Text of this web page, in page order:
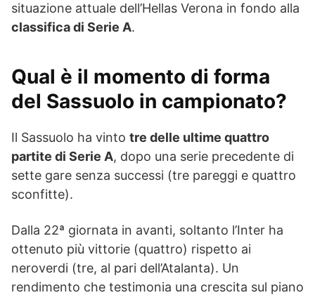
situazione attuale dell’Hellas Verona in fondo alla
classifica di Serie A.
Qual è il momento di forma
del Sassuolo in campionato?
Il Sassuolo ha vinto tre delle ultime quattro
partite di Serie A, dopo una serie precedente di
sette gare senza successi (tre pareggi e quattro
sconfitte).
Dalla 22ª giornata in avanti, soltanto l’Inter ha
ottenuto più vittorie (quattro) rispetto ai
neroverdi (tre, al pari dell’Atalanta). Un
rendimento che testimonia una crescita sul piano